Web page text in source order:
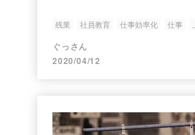
残業 社員教育 仕事効率化 仕事
ぐっさん
2020/04/12